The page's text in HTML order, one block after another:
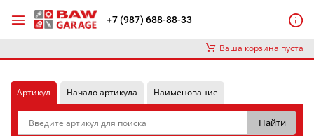
+7 (987) 688-88-33
Ваша корзина пуста
Артикул Начало артикула Наименование